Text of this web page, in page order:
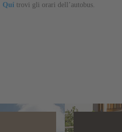
Quí trovi gli orari dell’autobus.